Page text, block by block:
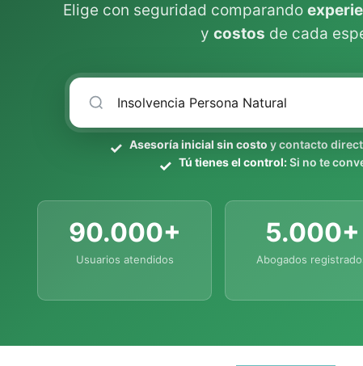
Elige con seguridad comparando
y costos de cada
Asesoría inicial sin costo y contacto
Tú tienes el control:Si no te
90.000+
Usuarios atendidos
5.000+
Abogados